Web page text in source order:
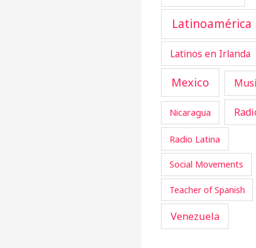
Latinoamérica
Latinos en Irlanda
Mexico
Nicaragua
Radio Latina
Social Movements
Teacher of Spanish
Venezuela